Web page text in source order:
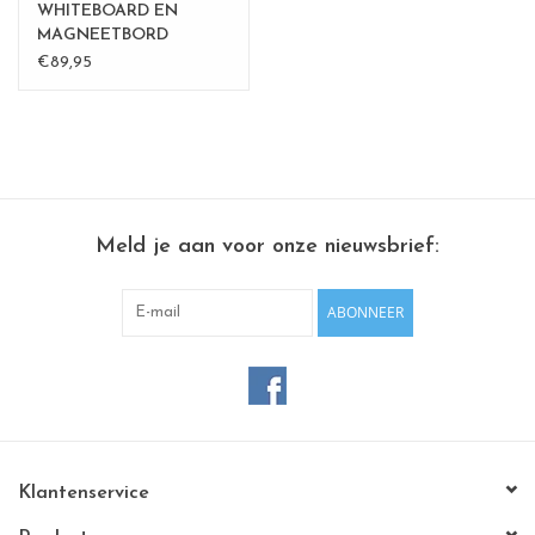
WHITEBOARD EN
MAGNEETBORD
TEKSTBALLON Medium
€89,95
Meld je aan voor onze nieuwsbrief:
ABONNEER
Klantenservice